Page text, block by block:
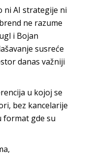
ni AI strategije ni
ne razume
i Bojan
susreće
danas važniji
u kojoj se
bez kancelarije
format gde su